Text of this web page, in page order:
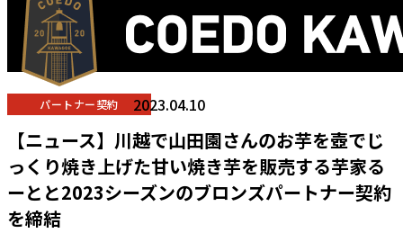
パートナー契約 2023.04.10
【ニュース】川越で山田園さんのお芋を壺でじ
っくり焼き上げた甘い焼き芋を販売する芋家る
ーとと2023シーズンのブロンズパートナー契約
を締結